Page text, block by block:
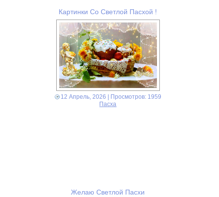
Картинки Со Светлой Пасхой !
12 Апрель, 2026 | Просмотров: 1959
Пасха
Желаю Светлой Пасхи